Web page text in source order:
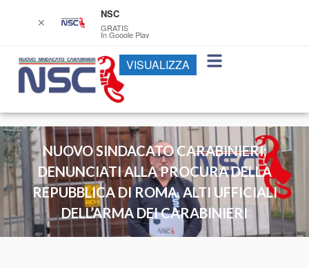
NUOVO SINDACATO CARABINIERI:
DENUNCIATI ALLA PROCURA DELLA
REPUBBLICA DI ROMA, ALTI UFFICIALI
DELL’ARMA DEI CARABINIERI
✕
NSC
GRATIS
In Google Play
VISUALIZZA